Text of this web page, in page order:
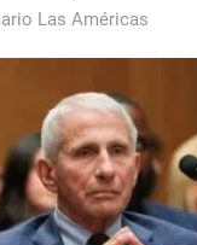
Las Américas